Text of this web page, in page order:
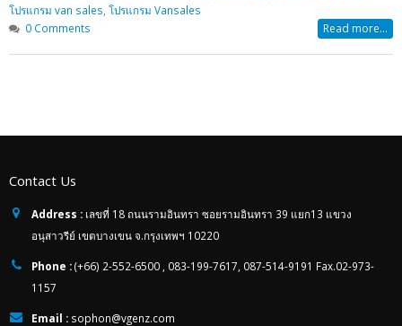
โปรแกรม van sales โปรแกรม Vansales
0 Comments
Read more...
Contact Us
Address : เลขที่ 18 ถนนรามอินทรา ซอยรามอินทรา 39 แยก13 แขวง
อนุสาวรีย์ เขตบางเขน จ.กรุงเทพฯ 10220
Phone :(+66) 2-552-6500 , 083-199-7617, 087-514-9191 Fax.02-973-
1157
Email : sophon@vgenz.com